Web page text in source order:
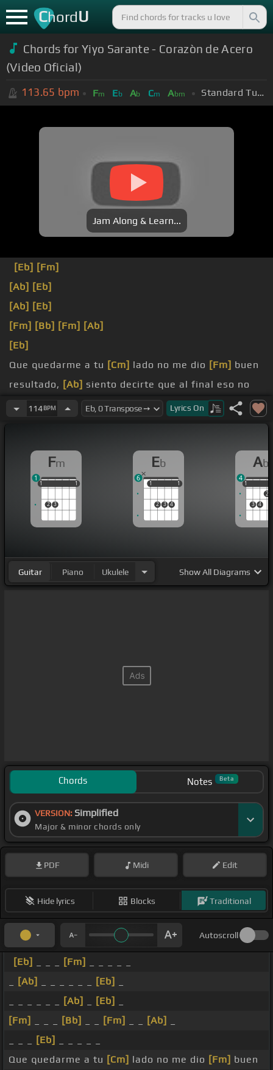
ChordU
Chords for Yiyo Sarante - Corazòn de Acero
(Video Oficial)
113.65 bpm Fm Eb Ab Cm Abm Standard Tuning (EADGBE)
Jam Along & Learn...
[Eb] [Fm]
[Ab] [Eb]
[Ab] [Eb]
[Fm] [Bb] [Fm] [Ab]
[Eb]
Que quedarme a tu [Cm] lado no me dio [Fm] buen
resultado, [Ab] siento decirte que al final eso no
[Eb] [Abm]
funcionado.
perdió más[Fm]de la
sientes ausencia.
[Gm]y es que [Ab]corazón
114BPM Lyrics On
Fm
1
2 3
1
1 1
1
Eb
1
2 3 4
1
1 1
6
Ab
1
3 4
2
1
4
Guitar Piano Ukulele ShowAll Diagrams
Chords Notes Beta
VERSION: Simplified
Major & minor chords only
PDF Midi Edit
Hide lyrics Blocks Traditional
Autoscroll
[Eb] [Fm]
[Ab] [Eb]
[Ab] [Eb]
[Fm]
[Bb] [Fm] [Ab]
[Eb]
Que quedarme a tu [Cm] lado no me dio [Fm] buen